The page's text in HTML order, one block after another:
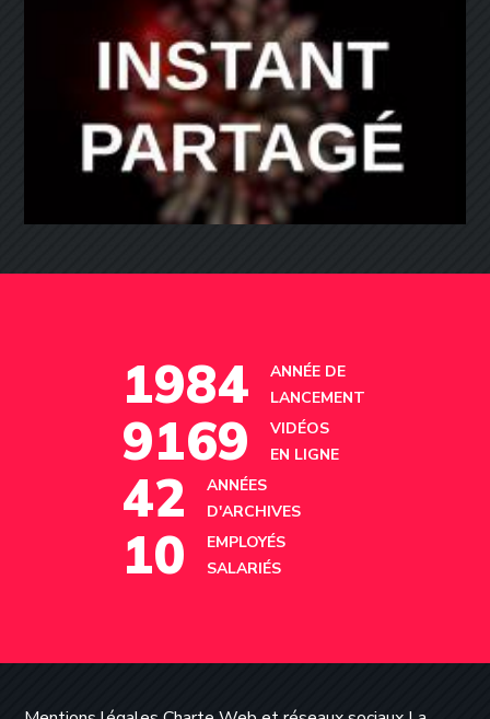
Instant Partagé
1984
ANNÉE DE
LANCEMENT
9169
VIDÉOS
EN LIGNE
42
ANNÉES
D'ARCHIVES
10
EMPLOYÉS
SALARIÉS